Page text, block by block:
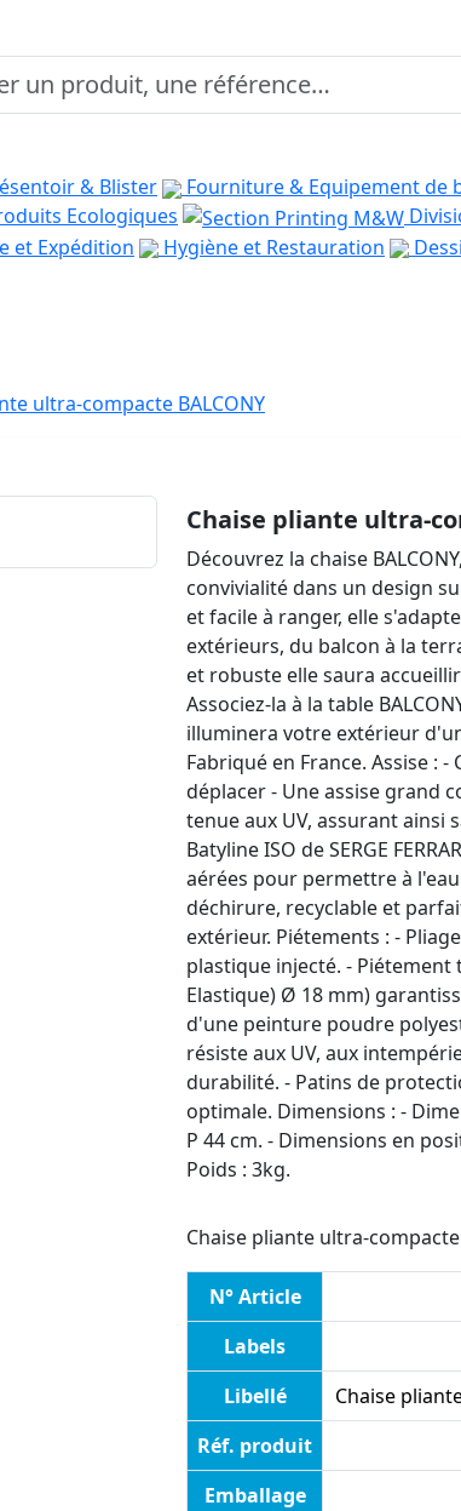
& Blister Fourniture & Equipement de
Ecologiques
et Expédition Hygiène et Restauration
ultra-compacte BALCONY
Chaise pliante ultra-
Découvrez la chaise
convivialité dans un design
et facile à ranger, elle
extérieurs, du balcon à la
et robuste elle saura
Associez-la à la table
illuminera votre extérieur
Fabriqué en France. Assise :
déplacer - Une assise grand
tenue aux UV, assurant ainsi
Batyline ISO de SERGE
aérées pour permettre à
déchirure, recyclable et
extérieur. Piétements : -
plastique injecté. - Piétement
Elastique) Ø 18 mm)
d'une peinture poudre
résiste aux UV, aux
durabilité. - Patins de
optimale. Dimensions : -
P 44 cm. - Dimensions en
Poids : 3kg.
Chaise pliante ultra-
N° Article
Labels
Libellé
Chaise
Réf. produit
Emballage